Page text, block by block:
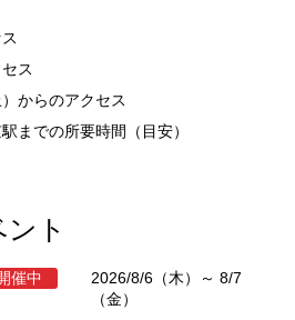
ス
からのアクセス
までの所要時間（目安）
ト
催中
2026/8/6（木）～ 8/7
（金）